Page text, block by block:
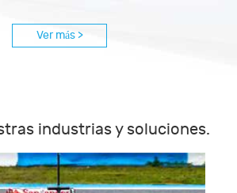
Ver más >
industrias y soluciones.